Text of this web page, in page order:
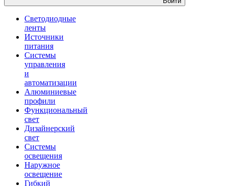
Светодиодные
ленты
Источники
питания
Системы
управления
и
автоматизации
Алюминиевые
профили
Функциональный
свет
Дизайнерский
свет
Системы
освещения
Наружное
освещение
Гибкий